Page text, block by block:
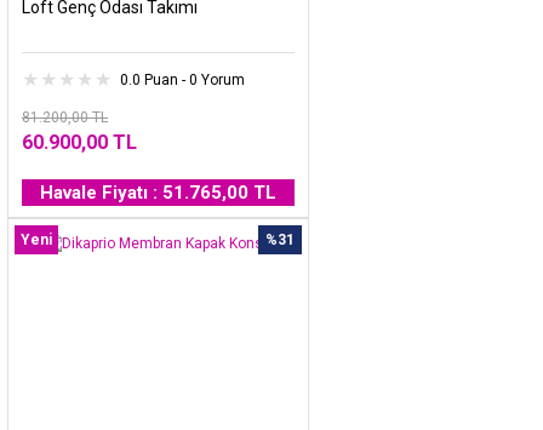
Loft Genç Odası Takımı
0.0 Puan - 0 Yorum
81.200,00 TL
60.900,00 TL
Havale Fiyatı : 51.765,00 TL
%31
Yeni